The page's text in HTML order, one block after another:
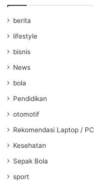
berita
lifestyle
bisnis
News
bola
Pendidikan
otomotif
Rekomendasi Laptop / PC
Kesehatan
Sepak Bola
sport